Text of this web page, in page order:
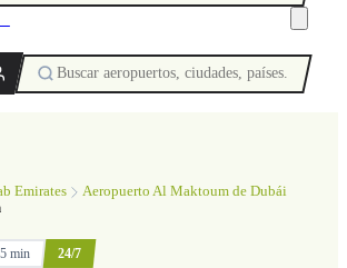
Emirates
Aeropuerto Al Maktoum de Dubái
min 24/7